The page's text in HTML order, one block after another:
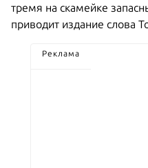
тремя на скамейке
приводит издание слова
Реклама